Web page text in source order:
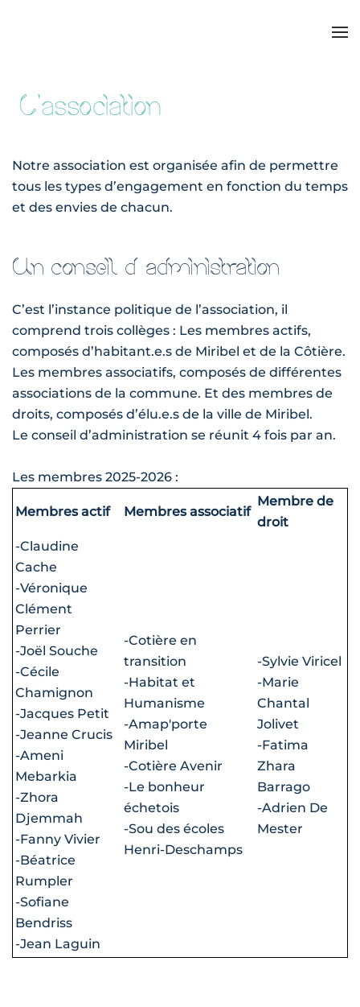
L'association
Notre association est organisée afin de permettre
tous les types d’engagement en fonction du temps
et des envies de chacun.
Un conseil d’administration
C’est l’instance politique de l’association, il
comprend trois collèges : Les membres actifs,
composés d’habitant.e.s de Miribel et de la Côtière.
Les membres associatifs, composés de différentes
associations de la commune. Et des membres de
droits, composés d’élu.e.s de la ville de Miribel.
Le conseil d’administration se réunit 4 fois par an.
Les membres 2025-2026 :
Membres actif Membres associatif
Membre de
droit
-Claudine
Cache
-Véronique
Clément
Perrier
-Joël Souche
-Cécile
Chamignon
-Jacques Petit
-Jeanne Crucis
-Ameni
Mebarkia
-Zhora
Djemmah
-Fanny Vivier
-Béatrice
Rumpler
-Sofiane
Bendriss
-Jean Laguin
-Cotière en
transition
-Habitat et
Humanisme
-Amap'porte
Miribel
-Cotière Avenir
-Le bonheur
échetois
-Sou des écoles
Henri-Deschamps
-Sylvie Viricel
-Marie
Chantal
Jolivet
-Fatima
Zhara
Barrago
-Adrien De
Mester